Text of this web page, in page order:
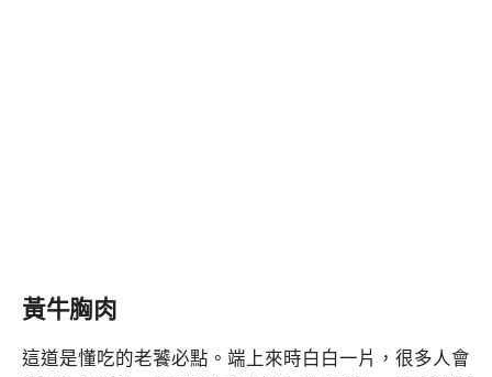
黃牛胸肉
這道是懂吃的老饕必點。端上來時白白一片，很多人會